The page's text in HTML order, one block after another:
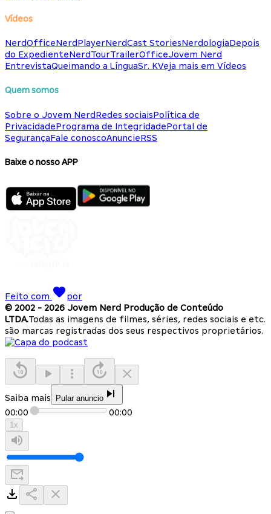
Vídeos
NerdOfficeNerdPlayerNerdCast StoriesNerdologiaDepois
do ExpedienteNerdTourTrailerOfficeJovem Nerd
EntrevistaQueimando a LínguaSr. KVeja mais em Vídeos
Quem somos
Sobre o Jovem NerdRedes sociaisPolítica de
PrivacidadePrograma de IntegridadePortal de
SegurançaFale conoscoAnuncieRSS
Baixe o nosso APP
Feito com
por
© 2002 - 2026 Jovem Nerd Produção de Conteúdo
LTDA.Todas as imagens de filmes, séries, redes sociais e etc.
são marcas registradas dos seus respectivos proprietários.
Saiba mais Pular anuncio
00:00 00:00
1x